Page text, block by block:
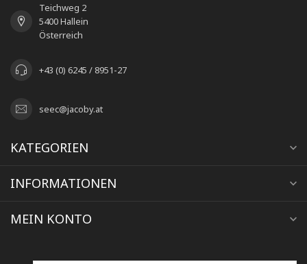
Teichweg 2
5400 Hallein
Österreich
+43 (0) 6245 / 8951-27
seec@jacoby.at
KATEGORIEN
INFORMATIONEN
MEIN KONTO